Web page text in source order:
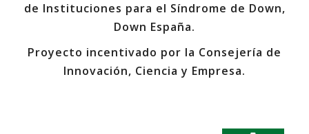
de Instituciones para el Síndrome de Down,
Down España.
Proyecto incentivado por la Consejería de
Innovación, Ciencia y Empresa.